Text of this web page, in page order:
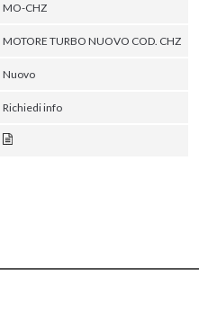
MO-CHZ
MOTORE TURBO NUOVO COD. CHZ
Nuovo
Richiedi info